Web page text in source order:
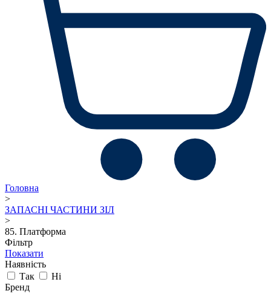
Головна
>
ЗАПАСНІ ЧАСТИНИ ЗІЛ
>
85. Платформа
Фільтр
Показати
Наявність
Так
Ні
Бренд